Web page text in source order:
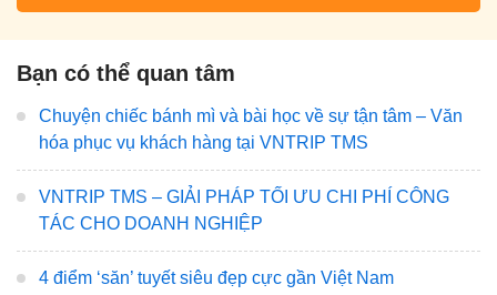
Bạn có thể quan tâm
Chuyện chiếc bánh mì và bài học về sự tận tâm – Văn
hóa phục vụ khách hàng tại VNTRIP TMS
VNTRIP TMS – GIẢI PHÁP TỐI ƯU CHI PHÍ CÔNG
TÁC CHO DOANH NGHIỆP
4 điểm ‘săn’ tuyết siêu đẹp cực gần Việt Nam